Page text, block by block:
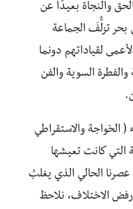
والنجاة بعيدًا عن
بحر تزلُّفَ الجماعة
لقياداتهم دونما
السوية والفن
الخواجة والاستقراطي
التي كانت تعيشها
الحالي الذي يغلبُ
الاختلاف، نلاحظ